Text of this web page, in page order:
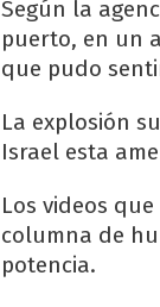
Según la
puerto, en un
que pudo
La explosión
Israel esta
Los videos
columna de
potencia.